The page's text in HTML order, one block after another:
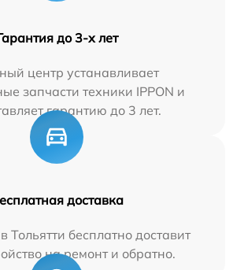
до 3-х лет
центр устанавливает
запчасти техники IPPON и
гарантию до 3 лет.
доставка
Тольятти бесплатно доставит
на ремонт и обратно.